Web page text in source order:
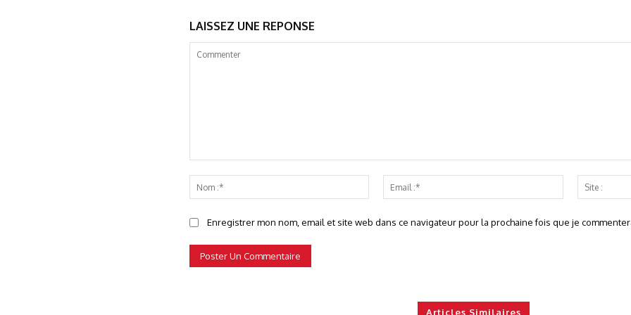
LAISSEZ UNE REPONSE
:*
Email
:*
Enregistrer mon nom, email et site web dans ce navigateur pour la prochaine fois que je
Articles Similaires